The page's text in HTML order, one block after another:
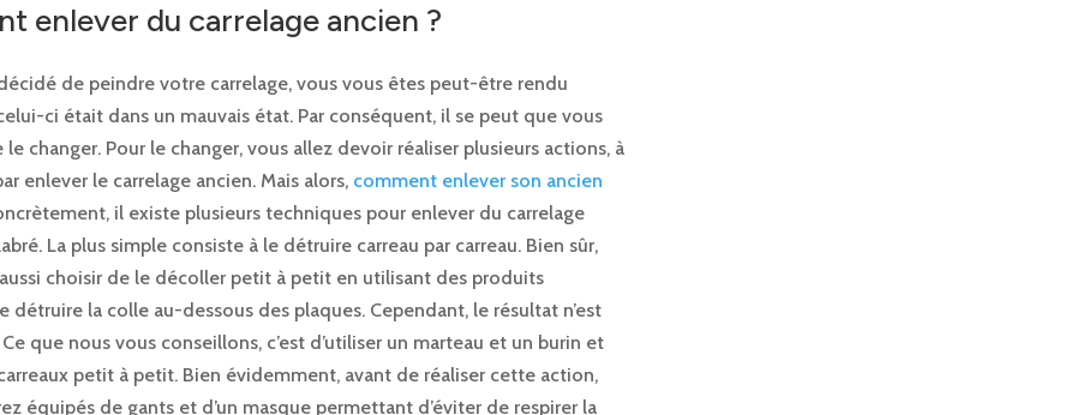
enlever du carrelage ancien ?
de peindre votre carrelage, vous vous êtes peut-être rendu
ci était dans un mauvais état. Par conséquent, il se peut que vous
le changer. Pour le changer, vous allez devoir réaliser plusieurs actions, à
enlever le carrelage ancien. Mais alors, comment enlever son ancien
il existe plusieurs techniques pour enlever du carrelage
La plus simple consiste à le détruire carreau par carreau. Bien sûr,
choisir de le décoller petit à petit en utilisant des produits
détruire la colle au-dessous des plaques. Cependant, le résultat n’est
que nous vous conseillons, c’est d’utiliser un marteau et un burin et
petit à petit. Bien évidemment, avant de réaliser cette action,
équipés de gants et d’un masque permettant d’éviter de respirer la